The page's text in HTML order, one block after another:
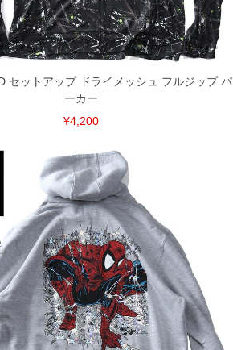
セットアップ ドライメッシュ フルジップ パ
ーカー
¥4,200